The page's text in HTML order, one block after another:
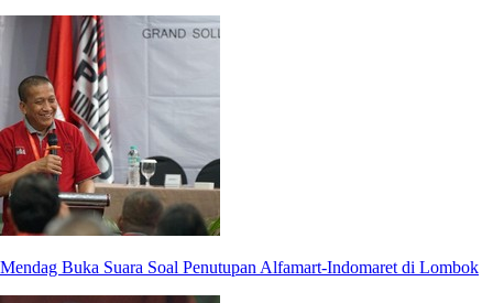
Mendag Buka Suara Soal Penutupan Alfamart-Indomaret di Lombok